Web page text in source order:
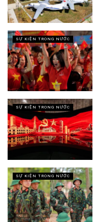
SỰ KIỆN TRONG NƯỚC
SỰ KIỆN TRONG NƯỚC
SỰ KIỆN TRONG NƯỚC